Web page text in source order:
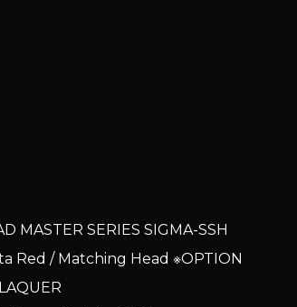
MASTER SERIES SIGMA-SSH
Red / Matching Head ※OPTION